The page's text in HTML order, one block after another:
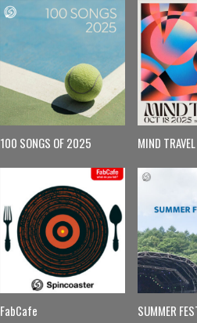
100 SONGS OF 2025
FabCafe
MIND TRAVEL
SUMMER